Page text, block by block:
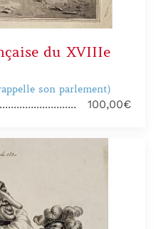
du XVIIIe
son parlement)
100,00€